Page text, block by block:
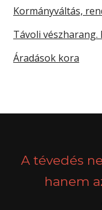
Kormányváltás,
Távoli
Áradások kora
A tévedés
hanem